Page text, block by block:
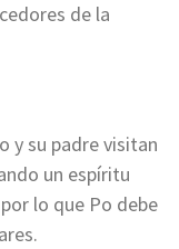
de la
y su padre visitan
un espíritu
lo que Po debe